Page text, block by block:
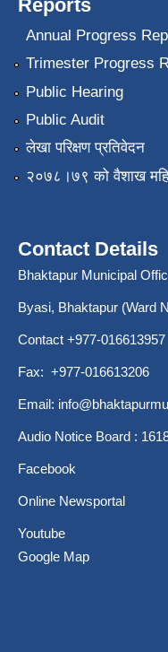
Reports
Annual Progress
Trimester Progress
Public Hearing
Public Audit
लेखा परिक्षण प्रतिवेदन
२०७८।७९ को वैशाख
Contact Details
Bhaktapur Municipal
Byasi, Bhaktapur (Ward
Contact +977-016613957
Fax: +977-016613206
Email:
Audio Notice Board :
Facebook
Online Newsportal
Youtube
Google Map